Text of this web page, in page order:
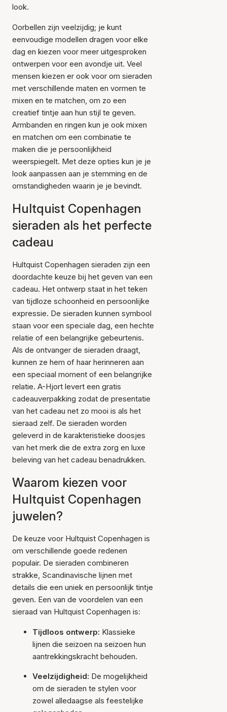
look.
Oorbellen zijn veelzijdig; je kunt
eenvoudige modellen dragen voor elke
dag en kiezen voor meer uitgesproken
ontwerpen voor een avondje uit. Veel
mensen kiezen er ook voor om sieraden
met verschillende maten en vormen te
mixen en te matchen, om zo een
creatief tintje aan hun stijl te geven.
Armbanden en ringen kun je ook mixen
en matchen om een combinatie te
maken die je persoonlijkheid
weerspiegelt. Met deze opties kun je je
look aanpassen aan je stemming en de
omstandigheden waarin je je bevindt.
Hultquist Copenhagen
sieraden als het perfecte
cadeau
Hultquist Copenhagen sieraden zijn een
doordachte keuze bij het geven van een
cadeau. Het ontwerp staat in het teken
van tijdloze schoonheid en persoonlijke
expressie. De sieraden kunnen symbool
staan voor een speciale dag, een hechte
relatie of een belangrijke gebeurtenis.
Als de ontvanger de sieraden draagt,
kunnen ze hem of haar herinneren aan
een speciaal moment of een belangrijke
relatie. A-Hjort levert een gratis
cadeauverpakking zodat de presentatie
van het cadeau net zo mooi is als het
sieraad zelf. De sieraden worden
geleverd in de karakteristieke doosjes
van het merk die de extra zorg en luxe
beleving van het cadeau benadrukken.
Waarom kiezen voor
Hultquist Copenhagen
juwelen?
De keuze voor Hultquist Copenhagen is
om verschillende goede redenen
populair. De sieraden combineren
strakke, Scandinavische lijnen met
details die een uniek en persoonlijk tintje
geven. Een van de voordelen van een
sieraad van Hultquist Copenhagen is:
Tijdloos ontwerp: Klassieke
lijnen die seizoen na seizoen hun
aantrekkingskracht behouden.
Veelzijdigheid: De mogelijkheid
om de sieraden te stylen voor
zowel alledaagse als feestelijke